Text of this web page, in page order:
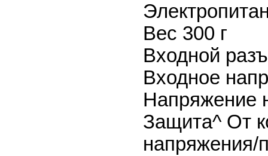
Вес 300 г
Входной
Входное
Напряжение
Защита^ От
напряжения/